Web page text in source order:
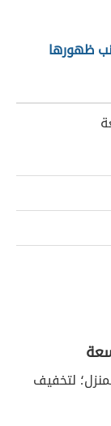
ظهورها
لتخفيف